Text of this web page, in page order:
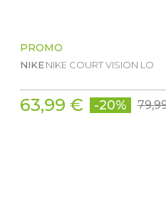
PROMO
NIKENIKE COURT VISION LO
63,99 € -20%